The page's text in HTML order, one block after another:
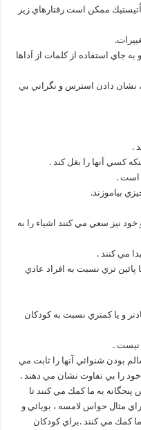
ممكن است رفتارهاي زير
جاي استفاده از كلمات از اَداها
، نشان دادن استرس و نگراني بي
نيز سعي مي كنند اشياء را به
پائين تري نسبت به افراد عادي
و يا كمتري نسبت به كودكان
بودن شنوائي آنها را ثابت مي
خود را بي تفاوت نشان مي دهند .
به ما كمك مي كنند تا
مثال حواس لامسه ، بويائي و
كمك مي كنند .براي كودكان